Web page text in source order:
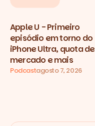
Apple U - Primeiro
episódio em torno do
iPhone Ultra, quota de
mercado e mais
Podcastagosto 7, 2026